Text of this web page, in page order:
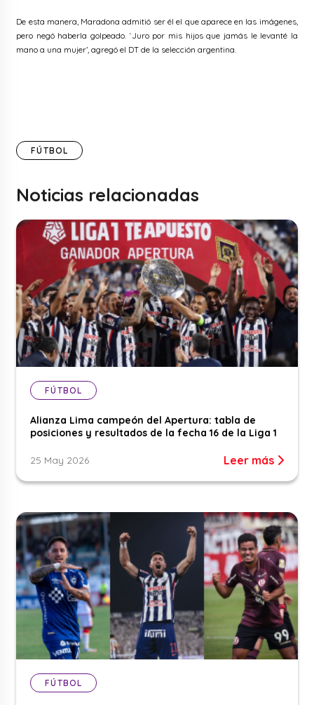
De esta manera, Maradona admitió ser él el que aparece en las imágenes,
pero negó haberla golpeado. ‘Juro por mis hijos que jamás le levanté la
mano a una mujer’, agregó el DT de la selección argentina.
FÚTBOL
Noticias relacionadas
FÚTBOL
Alianza Lima campeón del Apertura: tabla de
posiciones y resultados de la fecha 16 de la Liga 1
25 May 2026 Leer más
FÚTBOL